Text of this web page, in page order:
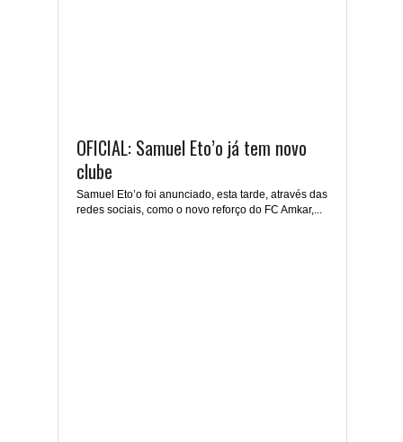
OFICIAL: Samuel Eto’o já tem novo
clube
Samuel Eto’o foi anunciado, esta tarde, através das
redes sociais, como o novo reforço do FC Amkar,...